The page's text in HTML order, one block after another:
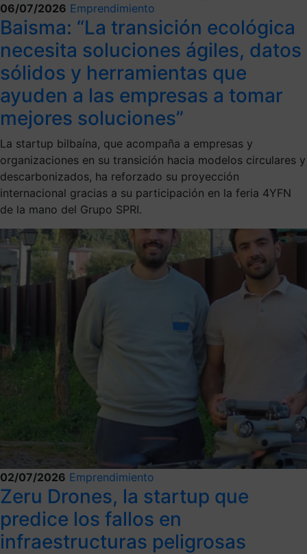
06/07/2026 Emprendimiento
Baisma: “La transición ecológica
necesita soluciones ágiles, datos
sólidos y herramientas que
ayuden a las empresas a tomar
mejores soluciones”
La startup bilbaína, que acompaña a empresas y
organizaciones en su transición hacia modelos circulares y
descarbonizados, ha reforzado su proyección
internacional gracias a su participación en la feria 4YFN
de la mano del Grupo SPRI.
02/07/2026 Emprendimiento
Zeru Drones, la startup que
predice los fallos en
infraestructuras peligrosas